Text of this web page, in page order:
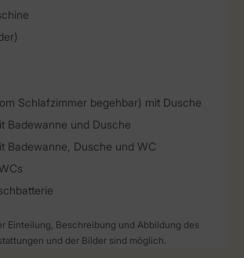
Schlafzimmer begehbar) mit Dusche
Badewanne und Dusche
Badewanne, Dusche und WC
Einteilung, Beschreibung und Abbildung des
und der Bilder sind möglich.